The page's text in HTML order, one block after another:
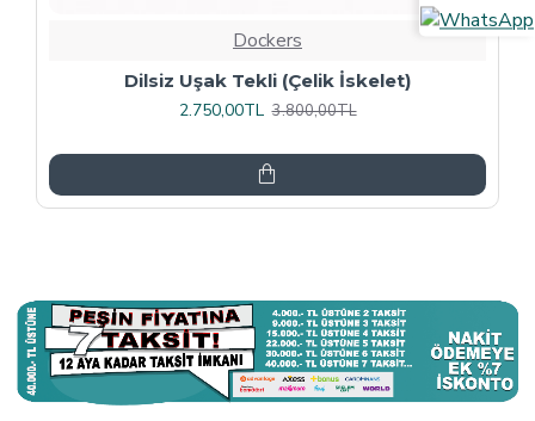
Dockers
Tv Lcd Standı 5484
3.375,00TL 4.500,00TL